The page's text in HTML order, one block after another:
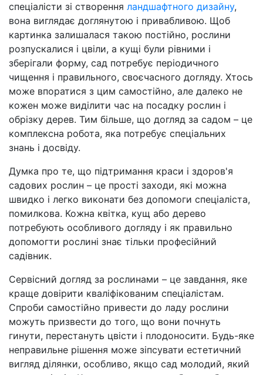
спеціалісти зі створення ландшафтного дизайну,
вона виглядає доглянутою і привабливою. Щоб
картинка залишалася такою постійно, рослини
розпускалися і цвіли, а кущі були рівними і
зберігали форму, сад потребує періодичного
чищення і правильного, своєчасного догляду. Хтось
може впоратися з цим самостійно, але далеко не
кожен може виділити час на посадку рослин і
обрізку дерев. Тим більше, що догляд за садом – це
комплексна робота, яка потребує спеціальних
знань і досвіду.
Думка про те, що підтримання краси і здоров'я
садових рослин – це прості заходи, які можна
швидко і легко виконати без допомоги спеціаліста,
помилкова. Кожна квітка, кущ або дерево
потребують особливого догляду і як правильно
допомогти рослині знає тільки професійний
садівник.
Сервісний догляд за рослинами – це завдання, яке
краще довірити кваліфікованим спеціалістам.
Спроби самостійно привести до ладу рослини
можуть призвести до того, що вони почнуть
гинути, перестануть цвісти і плодоносити. Будь-яке
неправильне рішення може зіпсувати естетичний
вигляд ділянки, особливо, якщо сад молодий, який